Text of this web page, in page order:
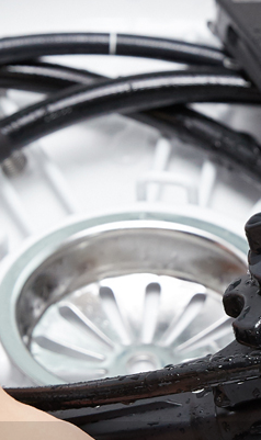
합검진, 기업검진, 채용검진
시경
, 비만, 예방접종, 영양수액 등
요일 am 8:00 ~ pm 2:00, 평일 점심
층
다.
시경
사는
저한
척과
독이 가장
요합니다.
고려H내과는
대한소화기내시경학회의 소독지침을
준수하여 내시경장비의 세척과
독을 철저하게 관리합니다.